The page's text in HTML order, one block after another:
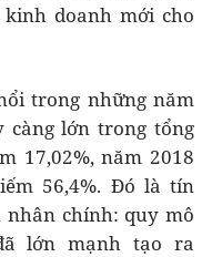
doanh mới cho
trong những năm
càng lớn trong tổng
17,02%, năm 2018
56,4%. Đó là tín
nhân chính: quy mô
lớn mạnh tạo ra